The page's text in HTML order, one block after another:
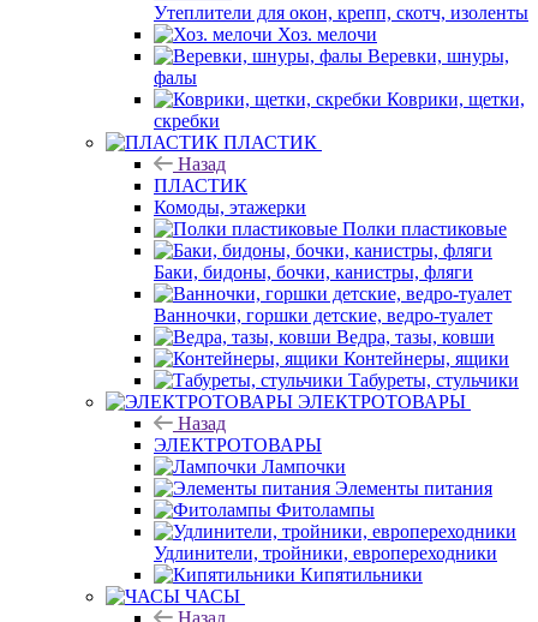
Утеплители для окон, крепп, скотч, изоленты
Хоз. мелочи
Веревки, шнуры,
фалы
Коврики, щетки,
скребки
ПЛАСТИК
Назад
ПЛАСТИК
Комоды, этажерки
Полки пластиковые
Баки, бидоны, бочки, канистры, фляги
Ванночки, горшки детские, ведро-туалет
Ведра, тазы, ковши
Контейнеры, ящики
Табуреты, стульчики
ЭЛЕКТРОТОВАРЫ
Назад
ЭЛЕКТРОТОВАРЫ
Лампочки
Элементы питания
Фитолампы
Удлинители, тройники, европереходники
Кипятильники
ЧАСЫ
Назад